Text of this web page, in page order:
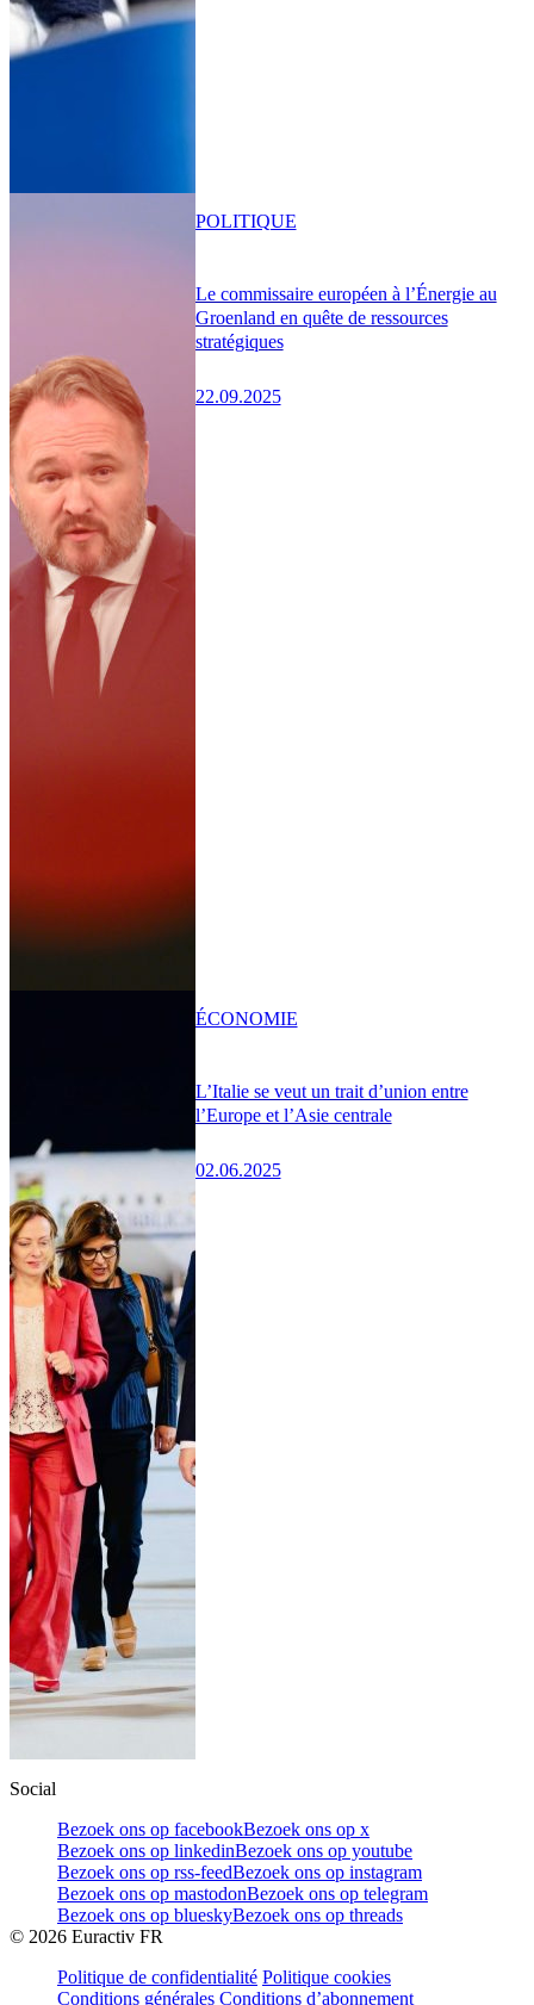
Le commissaire européen à l’Énergie au
Groenland en quête de ressources
stratégiques
22.09.2025
POLITIQUE
L’Italie se veut un trait d’union entre
l’Europe et l’Asie centrale
02.06.2025
ÉCONOMIE
Social
Bezoek ons op facebookBezoek ons op x
Bezoek ons op linkedinBezoek ons op youtube
Bezoek ons op rss-feedBezoek ons op instagram
Bezoek ons op mastodonBezoek ons op telegram
Bezoek ons op blueskyBezoek ons op threads
© 2026 Euractiv FR
Politique de confidentialité Politique cookies
Conditions générales Conditions d’abonnement